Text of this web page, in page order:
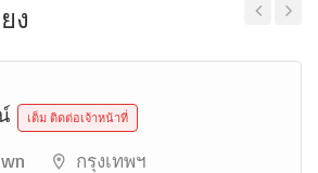
ง
เต็ม ติดต่อเจ้าหน้าที่
กรุงเทพฯ